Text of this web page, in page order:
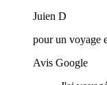
Juien D
pour un voyage
Avis Google